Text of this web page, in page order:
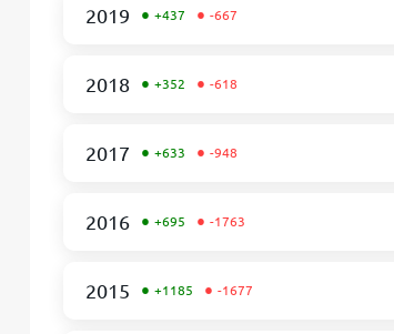
2019 • +437 • -667
2018 • +352 • -618
2017 • +633 • -948
2016 • +695 • -1763
2015 • +1185 • -1677